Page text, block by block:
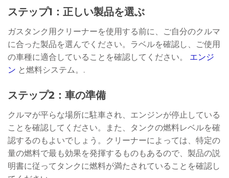
ステップ1：正しい製品を選ぶ
ガスタンク用クリーナーを使用する前に、ご自分のクルマ
に合った製品を選んでください。ラベルを確認し、ご使用
の車種に適合していることを確認してください。
エンジ
ン と燃料システム。.
ステップ2：車の準備
クルマが平らな場所に駐車され、エンジンが停止している
ことを確認してください。また、タンクの燃料レベルを確
認するのもよいでしょう。クリーナーによっては、特定の
量の燃料で最も効果を発揮するものもあるので、製品の説
明書に従ってタンクに燃料が満たされていることを確認し